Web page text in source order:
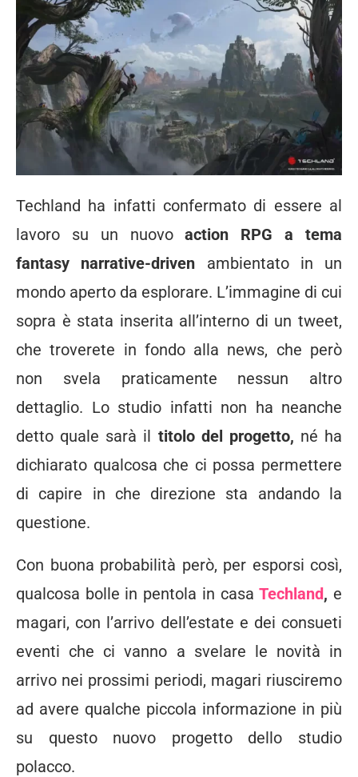
Techland ha infatti confermato di essere al
lavoro su un nuovoaction RPG a tema
fantasy narrative-driven ambientato in un
mondo aperto da esplorare. L’immagine di cui
sopra è stata inserita all’interno di un tweet,
che troverete in fondo alla news, che però
non svela praticamente nessun altro
dettaglio. Lo studio infatti non ha neanche
detto quale sarà il titolo del progetto, né ha
dichiarato qualcosa che ci possa permettere
di capire in che direzione sta andando la
questione.
Con buona probabilità però, per esporsi così,
qualcosa bolle in pentola in casaTechland, e
magari, con l’arrivo dell’estate e dei consueti
eventi che ci vanno a svelare le novità in
arrivo nei prossimi periodi, magari riusciremo
ad avere qualche piccola informazione in più
su questo nuovo progetto dello studio
polacco.